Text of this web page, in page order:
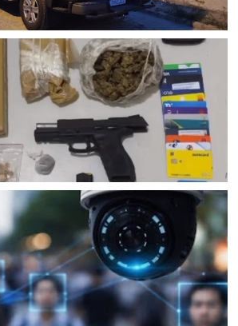
mandados de prisão contra esquema
que movimentou cerca de R$ 10
do Bonfim (BA); dois foram presos e
resulta na morte de homem com
em Juazeiro (BA); Rondesp
drogas